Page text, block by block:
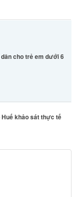
cho trẻ em dưới 6
khảo sát thực tế